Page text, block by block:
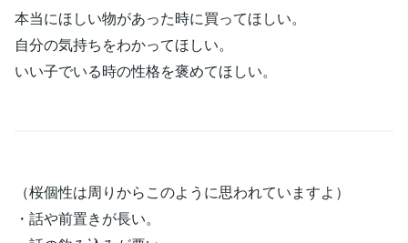
本当にほしい物があった時に買ってほしい。
自分の気持ちをわかってほしい。
いい子でいる時の性格を褒めてほしい。
（桜個性は周りからこのように思われていますよ）
・話や前置きが長い。